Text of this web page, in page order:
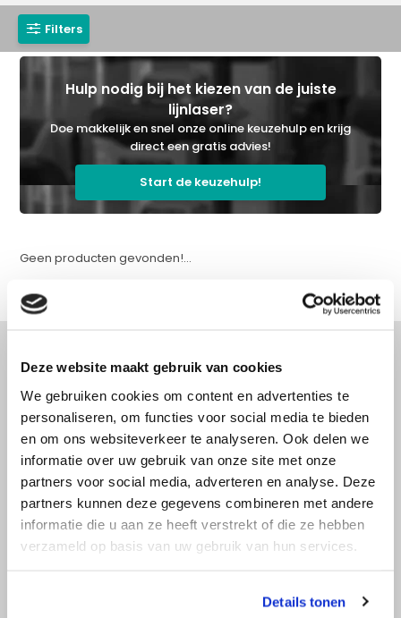
Deze website maakt gebruik van cookies
We gebruiken cookies om content en advertenties te
personaliseren, om functies voor social media te bieden
en om ons websiteverkeer te analyseren. Ook delen we
informatie over uw gebruik van onze site met onze
partners voor social media, adverteren en analyse. Deze
partners kunnen deze gegevens combineren met andere
informatie die u aan ze heeft verstrekt of die ze hebben
verzameld op basis van uw gebruik van hun services.
Details tonen
Filters
Hulp nodig bij het kiezen van de juiste
lijnlaser?
Doe makkelijk en snel onze online keuzehulp en krijg
direct een gratis advies!
Start de keuzehulp!
Geen producten gevonden!...
Advies nodig?
Doe onze online keuzehulp of bel direct
met een specialist!
Doe onze online keuzehulp